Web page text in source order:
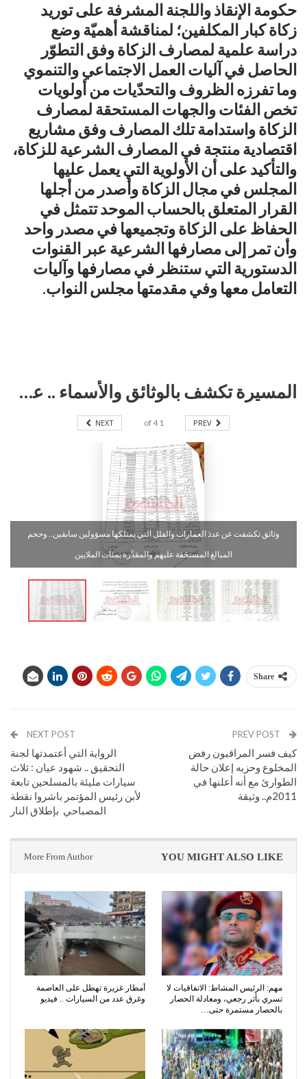
حكومة الإنقاذ واللجنة المشرفة على توريد
زكاة كبار المكلفين؛ لمناقشة أهميّة وضع
دراسة علمية لمصارف الزكاة وفق التطوّر
الحاصل في آليات العمل الاجتماعي والتنموي
وما تفرزه الظروف والتحدّيات من أولويات
تخص الفئات والجهات المستحقة لمصارف
الزكاة واستدامة تلك المصارف وفق مشاريع
اقتصادية منتجة في المصارف الشرعية للزكاة،
والتأكيد على أن الأولوية التي يعمل عليها
المجلس في مجال الزكاة وأصدر من أجلها
القرار المتعلق بالحساب الموحد تتمثل في
الحفاظ على الزكاة وتجميعها في مصدر واحد
وأن تمر إلى مصارفها الشرعية عبر القنوات
الدستورية التي ستنظر في مصارفها وآليات
التعامل معها وفي مقدمتها مجلس النواب.
المسيرة تكشف بالوثائق والأسماء .. عمارات وفلل قيادات مؤتمرية ومئات الملايين مستحقات الدولة عليهم
1
of
4
NEXT
وثائق تكشفت عن عددَ العمارات والفلل التي يمتلكها مسؤولين سابقين.. وحجم
المبالغ المستحَقة عليهم والمقدَّرة بمئات الملايين
Share
كيف فسر المراقبون رفض
المخلوع وحزبه إعلان حالة
الطوارئ مع أنه أعلنها في
2011م.. وثيقة
NEXT POST
الرواية التي أعتمدتها لجنة
التحقيق .. شهود عيان : ثلاث
سيارات مليئة بالمسلحين تابعة
لأبن رئيس المؤتمر باشروا نقطة
المصباحي بإطلاق النار
YOU MIGHT ALSO LIKE
More From Author
مهم: الرئيس المشاط: الاتفاقيات لا
تسري بأثر رجعي، ومعادلة الحصار
بالحصار مستمرة حتى…
أمطار غزيرة تهطل على العاصمة
وغرق عدد من السيارات .. فيديو